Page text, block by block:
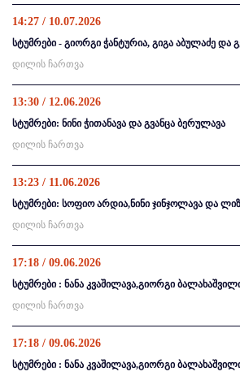
14:27 / 10.07.2026
სტუმრები - გიორგი ჭანტურია, გიგა აბულაძე და
დილის ჩართვა
13:30 / 12.06.2026
სტუმრები: ნინი ჭითანავა და გვანცა ბერულავა
დილის ჩართვა
13:23 / 11.06.2026
სტუმრები: სოფიო არდია,ნინი ჯინჯოლავა და
დილის ჩართვა
17:18 / 09.06.2026
სტუმრები : ნანა კვაშილავა,გიორგი
დილის ჩართვა
17:18 / 09.06.2026
სტუმრები : ნანა კვაშილავა,გიორგი